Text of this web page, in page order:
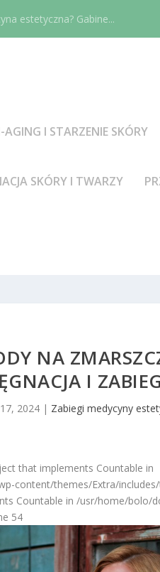
estetyczna? Gabine...
I STARZENIE SKÓRY
SKÓRY I TWARZY
NA
I
2024| Zabiegi medycyny
that implements Countable in
content/themes/Extra/
Countable in /usr/home/bolo/
54